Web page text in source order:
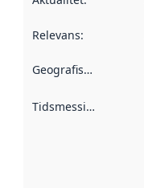
Relevans:
Geografisk avgrensning
Tidsmessig avgrensning